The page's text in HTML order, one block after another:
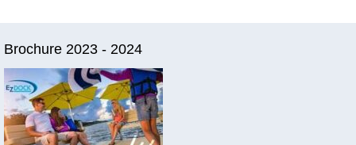
Brochure 2023 - 2024